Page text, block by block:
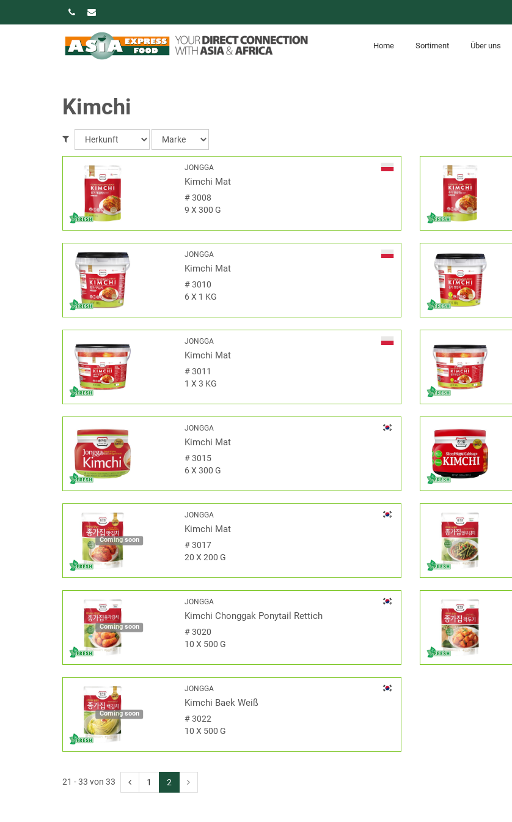
Home Sortiment Über uns
Kimchi
JONGGA
Kimchi Mat
#3008
9 X 300 G
JONGGA
Kimchi Mat
#3010
6 X 1 KG
JONGGA
Kimchi Mat
#3011
1 X 3 KG
JONGGA
Kimchi Mat
#3015
6 X 300 G
Coming soon
JONGGA
Kimchi Mat
#3017
20 X 200 G
Coming soon
JONGGA
Kimchi Chonggak Ponytail Rettich
#3020
10 X 500 G
Coming soon
JONGGA
Kimchi Baek Weiß
#3022
10 X 500 G
21 - 33 von 33 1 2